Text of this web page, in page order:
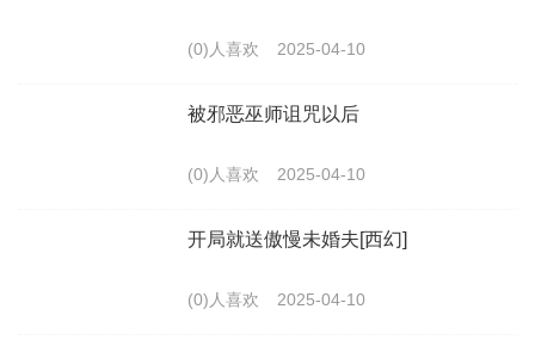
(0)人喜欢 2025-04-10
被邪恶巫师诅咒以后
(0)人喜欢 2025-04-10
开局就送傲慢未婚夫[西幻]
(0)人喜欢 2025-04-10